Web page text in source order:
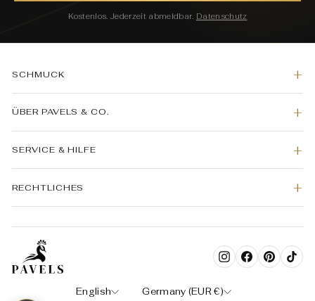
Kostenlos. Jederzeit abmeldbar. Datenschutz
SCHMUCK
ÜBER PAVELS & CO.
SERVICE & HILFE
RECHTLICHES
LANGUAGE
English CURRENCY
Germany (EUR €)
Instagram
Facebook
Pinterest